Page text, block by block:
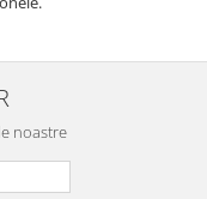
noastre